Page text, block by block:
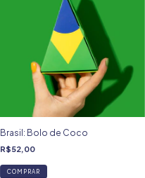
Brasil: Bolo de Coco
R$52,00